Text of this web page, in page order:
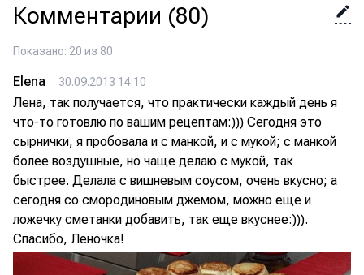
Комментарии (80)
Показано: 20 из 80
Elena 30.09.2013 14:10
Лена, так получается, что практически каждый день я
что-то готовлю по вашим рецептам:))) Сегодня это
сырнички, я пробовала и с манкой, и с мукой; с манкой
более воздушные, но чаще делаю с мукой, так
быстрее. Делала с вишневым соусом, очень вкусно; а
сегодня со смородиновым джемом, можно еще и
ложечку сметанки добавить, так еще вкуснее:))).
Спасибо, Леночка!